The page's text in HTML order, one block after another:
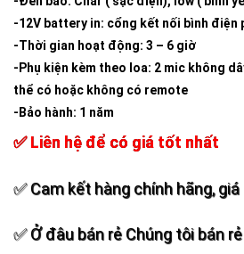
-12V battery in: cổng kết nối bình điện
-Thời gian hoạt động: 3 – 6 giờ
-Phụ kiện kèm theo loa: 2 mic không
thể có hoặc không có remote
-Bảo hành: 1 năm
✅ Liên hệ để có giá tốt nhất
✅ Cam kết hàng chính hãng,
✅ Ở đâu bán rẻ Chúng tôi bán